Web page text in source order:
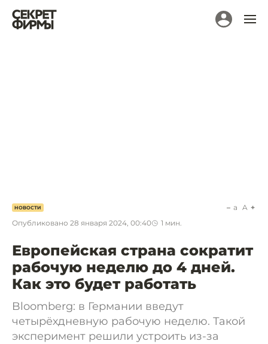
НОВОСТИ
Опубликовано 28 января 2024, 00:40 1 мин.
a A
Европейская страна сократит
рабочую неделю до 4 дней.
Как это будет работать
Bloomberg: в Германии введут
четырёхдневную рабочую неделю. Такой
эксперимент решили устроить из-за